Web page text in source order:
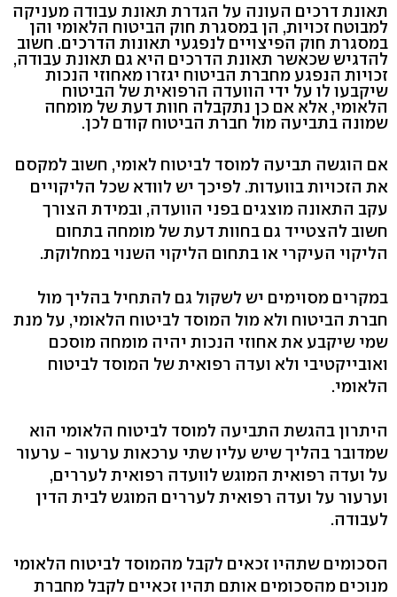
תאונת דרכים העונה על הגדרת תאונת עבודה מעניקה
למבוטח זכויות, הן במסגרת חוק הביטוח הלאומי והן
במסגרת חוק הפיצויים לנפגעי תאונות הדרכים. חשוב
להדגיש שכאשר תאונת הדרכים היא גם תאונת עבודה,
זכויות הנפגע מחברת הביטוח יגזרו מאחוזי הנכות
שיקבעו לו על ידי הוועדה הרפואית של הביטוח
הלאומי, אלא אם כן נתקבלה חוות דעת של מומחה
שמונה בתביעה מול חברת הביטוח קודם לכן.
אם הוגשה תביעה למוסד לביטוח לאומי, חשוב למקסם
את הזכויות בוועדות. לפיכך יש לוודא שכל הליקויים
עקב התאונה מוצגים בפני הוועדה, ובמידת הצורך
חשוב להצטייד גם בחוות דעת של מומחה בתחום
הליקוי העיקרי או בתחום הליקוי השנוי במחלוקת.
במקרים מסוימים יש לשקול גם להתחיל בהליך מול
חברת הביטוח ולא מול המוסד לביטוח הלאומי, על מנת
שמי שיקבע את אחוזי הנכות יהיה מומחה מוסכם
ואובייקטיבי ולא ועדה רפואית של המוסד לביטוח
הלאומי.
היתרון בהגשת התביעה למוסד לביטוח הלאומי הוא
שמדובר בהליך שיש עליו שתי ערכאות ערעור - ערעור
על ועדה רפואית המוגש לוועדה רפואית לעררים,
וערעור על ועדה רפואית לעררים המוגש לבית הדין
לעבודה.
הסכומים שתהיו זכאים לקבל מהמוסד לביטוח הלאומי
מנוכים מהסכומים אותם תהיו זכאיים לקבל מחברת